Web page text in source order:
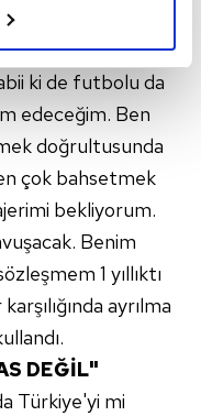
ve bu noktada,
isteriz.
izin vermedikleri
için İnternet
ait çerezler
çeşitli kişisel
çerezler bilgi
daha işlevsel
yönelik
yaptılar.
ailesel konu.
ki de futbolu da
edeceğim. Ben
doğrultusunda
çok bahsetmek
bekliyorum.
Benim
1 yıllıktı
ayrılma
DEĞİL"
Türkiye'yi mi